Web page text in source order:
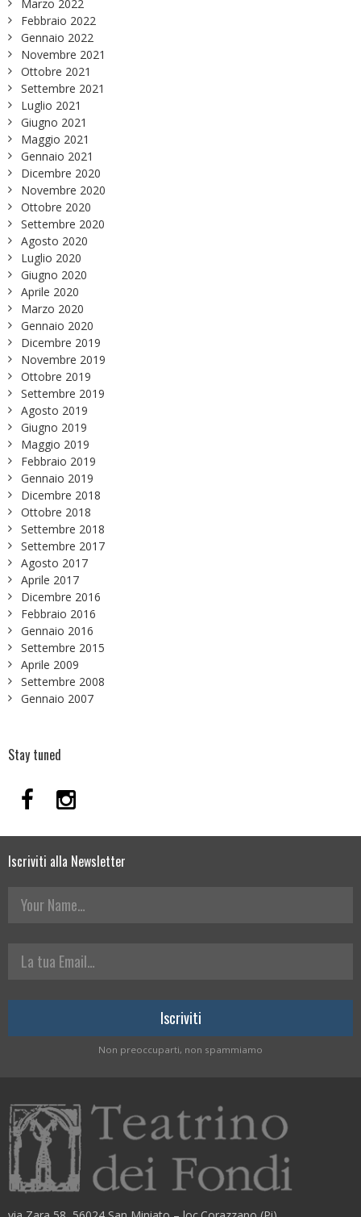
Marzo 2022
Febbraio 2022
Gennaio 2022
Novembre 2021
Ottobre 2021
Settembre 2021
Luglio 2021
Giugno 2021
Maggio 2021
Gennaio 2021
Dicembre 2020
Novembre 2020
Ottobre 2020
Settembre 2020
Agosto 2020
Luglio 2020
Giugno 2020
Aprile 2020
Marzo 2020
Gennaio 2020
Dicembre 2019
Novembre 2019
Ottobre 2019
Settembre 2019
Agosto 2019
Giugno 2019
Maggio 2019
Febbraio 2019
Gennaio 2019
Dicembre 2018
Ottobre 2018
Settembre 2018
Settembre 2017
Agosto 2017
Aprile 2017
Dicembre 2016
Febbraio 2016
Gennaio 2016
Settembre 2015
Aprile 2009
Settembre 2008
Gennaio 2007
Stay tuned
Iscriviti alla Newsletter
Your Name
La tua Email
Non preoccuparti, non spammiamo